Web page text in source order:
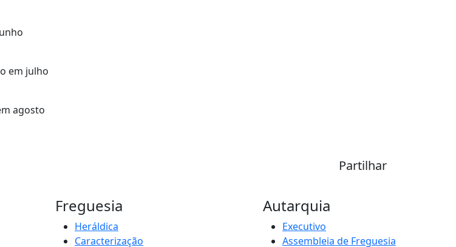
em julho
agosto
Partilhar
Freguesia
Heráldica
Caracterização
Autarquia
Executivo
Assembleia de Freguesia